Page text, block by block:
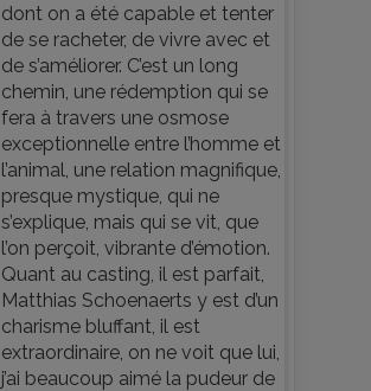
dont on a été capable et tenter
de se racheter, de vivre avec et
de s’améliorer. C’est un long
chemin, une rédemption qui se
fera à travers une osmose
exceptionnelle entre l’homme et
l’animal, une relation magnifique,
presque mystique, qui ne
s’explique, mais qui se vit, que
l’on perçoit, vibrante d’émotion.
Quant au casting, il est parfait,
Matthias Schoenaerts y est d’un
charisme bluffant, il est
extraordinaire, on ne voit que lui,
j’ai beaucoup aimé la pudeur de